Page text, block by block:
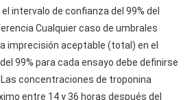
intervalo de confianza del 99% del
Cualquier caso de umbrales
imprecisión aceptable (total) en el
99% para cada ensayo debe definirse
concentraciones de troponina
entre 14 y 36 horas después del